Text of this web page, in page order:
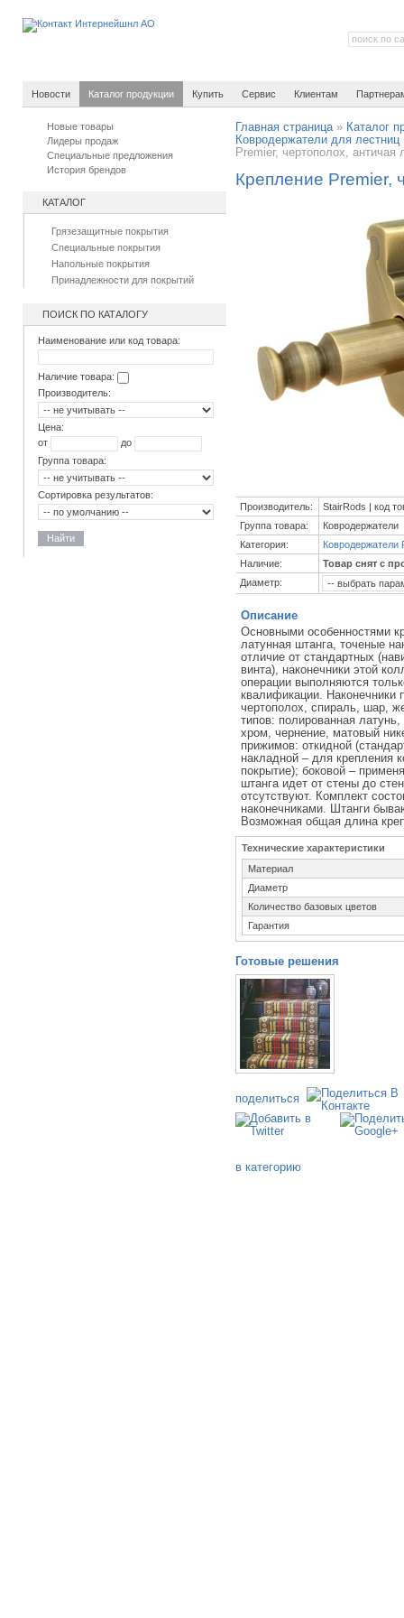
Новости Каталог продукции Купить Сервис Клиентам
Новые товары
Лидеры продаж
Специальные предложения
История брендов
КАТАЛОГ
Грязезащитные покрытия
Специальные покрытия
Напольные покрытия
Принадлежности для покрытий
ПОИСК ПО КАТАЛОГУ
Наименование или код товара:
Наличие товара:
Производитель:
Цена:
от
до
Группа товара:
Сортировка результатов:
Найти
Главная страница» Каталог
Ковродержатели для лестниц
Premier, чертополох, античая
Крепление Premier,
Производитель:
StairRods | код
Группа товара:
Ковродержатели
Категория:
Ковродержатели
Наличие:
Товар снят с
Диаметр:
Описание
Основными особенностями
латунная штанга, точеные
отличие от стандартных
винта), наконечники этой
операции выполняются
квалификации. Наконечники
чертополох, спираль, шар,
типов: полированная
хром, чернение, матовый
прижимов: откидной
накладной – для крепления
покрытие); боковой –
штанга идет от стены до
отсутствуют. Комплект
наконечниками. Штанги
Возможная общая длина
Технические характеристики
Материал
Диаметр
Количество базовых цветов
Гарантия
Готовые решения
поделиться
в категорию